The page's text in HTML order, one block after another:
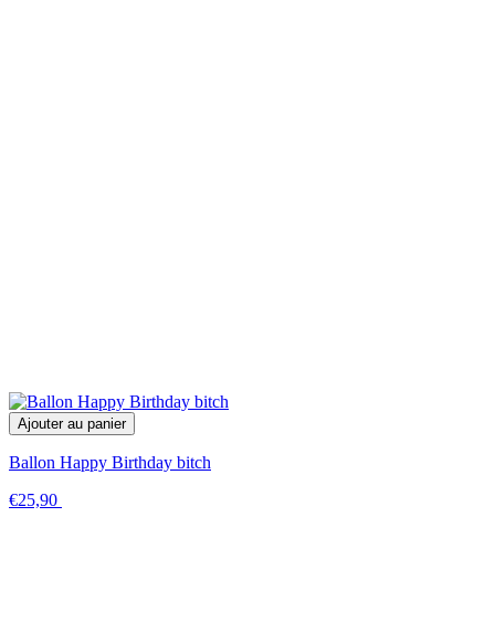
Ajouter au panier
Ballon Happy Birthday bitch
€25,90